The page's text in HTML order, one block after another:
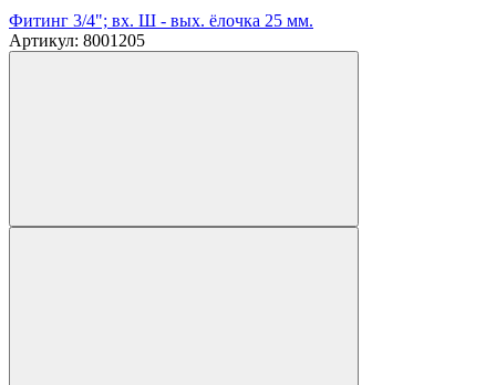
Фитинг 3/4"; вх. Ш - вых. ёлочка 25 мм.
Артикул: 8001205